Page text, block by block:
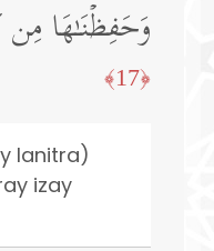
وَحَفِظۡنَـٰهَا
﴿17﴾
lanitra)
izay